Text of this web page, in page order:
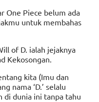
One Piece belum ada
untuk membahas
of D. ialah jejaknya
Kekosongan.
kita (Imu dan
nama ‘D.’ selalu
di dunia ini tanpa tahu